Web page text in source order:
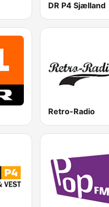
DR P4 Sjælland
Retro-Radio